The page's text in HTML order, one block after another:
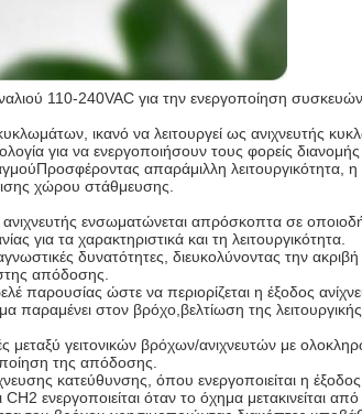
110-240VAC για την ενεργοποίηση
ικανό να λειτουργεί ως ανιχνευτής
για να ενεργοποιήσουν τους φορείς διανομής
απαράμιλλη λειτουργικότητα,
χώρου στάθμευσης.
ενσωματώνεται απρόσκοπτα σε
για τα χαρακτηριστικά και τη λειτουργικότητα.
δυνατότητες, διευκολύνοντας την
απόδοσης.
παρουσίας ώστε να περιορίζεται η έξοδος
στον βρόχο,βελτίωση της λειτουργικής
μεταξύ γειτονικών βρόχων/ανιχνευτών με
της απόδοσης.
κατεύθυνσης, όπου ενεργοποιείται η
ενεργοποιείται όταν το όχημα μετακινείται